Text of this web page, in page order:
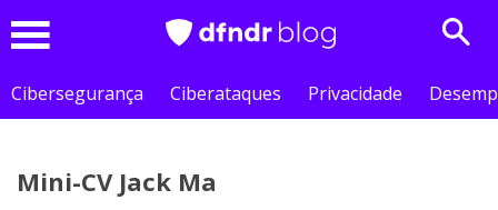
Cibersegurança
Ciberataques Privacidade
Mini-CV Jack Ma